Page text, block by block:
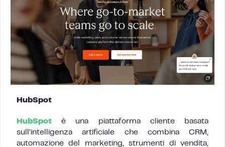
HubSpot
HubSpot è una piattaforma cliente basata
sull’intelligenza artificiale che combina CRM,
automazione del marketing, strumenti di vendita,